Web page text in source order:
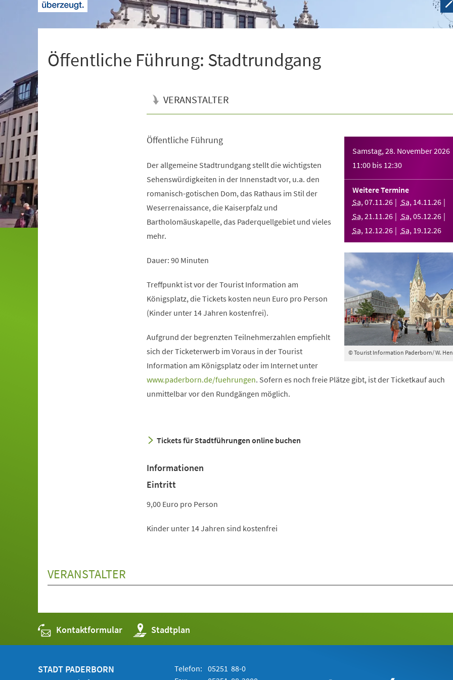
Öffentliche Führung: Stadtrundgang
VERANSTALTER
Samstag, 28. November 2026
11:00 bis 12:30
Weitere Termine
Sa,07.11.26 Sa, 14.11.26
Sa,21.11.26 Sa,05.12.26
Sa, 12.12.26 Sa, 19.12.26
Öffentliche Führung
© Tourist Information Paderborn/ W.
Der allgemeine Stadtrundgang stellt die wichtigsten
Sehenswürdigkeiten in der Innenstadt vor, u.a. den
romanisch-gotischen Dom, das Rathaus im Stil der
Weserrenaissance, die Kaiserpfalz und
Bartholomäuskapelle, das Paderquellgebiet und vieles
mehr.
Dauer: 90 Minuten
Treffpunkt ist vor der Tourist Information am
Königsplatz, die Tickets kosten neun Euro pro Person
(Kinder unter 14 Jahren kostenfrei).
Aufgrund der begrenzten Teilnehmerzahlen empfiehlt
sich der Ticketerwerb im Voraus in der Tourist
Information am Königsplatz oder im Internet unter
www.paderborn.de/fuehrungen. Sofern es noch freie Plätze gibt, ist der Ticketkauf auch
unmittelbar vor den Rundgängen möglich.
Tickets für Stadtführungen online buchen
Informationen
Eintritt
9,00 Euro pro Person
Kinder unter 14 Jahren sind kostenfrei
VERANSTALTER
Kontaktformular Stadtplan
(Öffnet
in
einem
STADT PADERBORN Telefon: 05251 88-0